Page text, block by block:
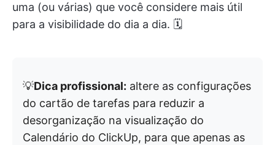
uma (ou várias) que você considere mais útil
para a visibilidade do dia a dia. 🗓
💡Dica profissional: altere as configurações
do cartão de tarefas para reduzir a
desorganização na visualização do
Calendário do ClickUp, para que apenas as